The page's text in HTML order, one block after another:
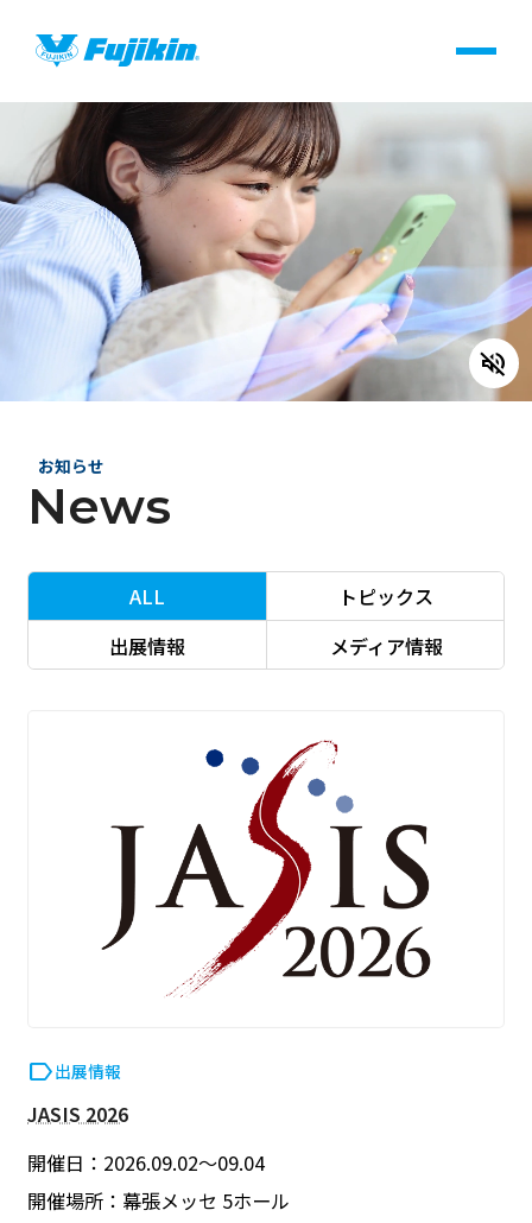
製品情報
バルブ・継手・システムを探す
よくあるご質問・用語集(FAQ)
製品サポート一覧
会社情報
トップメッセージ
拠点／グループ会社
Corporate Blog
volume_off
お知らせ
News
ALL
トピックス
出展情報
メディア情報
出展情報
JASIS 2026
開催日：2026.09.02～09.04
開催場所：幕張メッセ 5ホール